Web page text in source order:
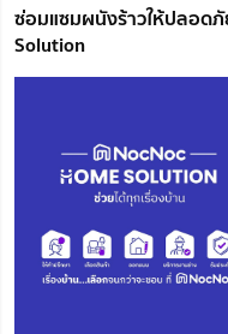
ซ่อมแซมผนังร้าวให้ปลอด
Solution